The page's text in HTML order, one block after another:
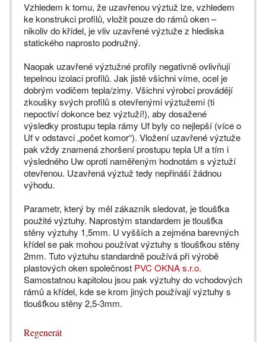
Vzhledem k tomu, že uzavřenou výztuž lze, vzhledem
ke konstrukci profilů, vložit pouze do rámů oken –
nikoliv do křídel, je vliv uzavřené výztuže z hlediska
statického naprosto podružný.
Naopak uzavřené výztužné profily negativně ovlivňují
tepelnou izolaci profilů. Jak jistě všichni víme, ocel je
dobrým vodičem tepla/zimy. Všichni výrobci provádějí
zkoušky svých profilů s otevřenými výztužemi (ti
nepoctiví dokonce bez výztuží!), aby dosažené
výsledky prostupu tepla rámy Uf byly co nejlepší (více o
Uf v odstavci „počet komor“). Vložení uzavřené výztuže
pak vždy znamená zhoršení prostupu tepla Uf a tím i
výsledného Uw oproti naměřeným hodnotám s výztuží
otevřenou. Uzavřená výztuž tedy nepřináší žádnou
výhodu.
Parametr, který by měl zákazník sledovat, je tloušťka
použité výztuhy. Naprostým standardem je tloušťka
stěny výztuhy 1,5mm. U vyšších a zejména barevných
křídel se pak mohou používat výztuhy s tloušťkou stěny
2mm. Tuto výztuhu standardně používá při výrobě
plastových oken společnost PVC OKNA s.r.o.
Samostatnou kapitolou jsou pak výztuhy do vchodových
rámů a křídel, kde se krom jiných používají výztuhy s
tloušťkou stěny 2,5-3mm.
Regenerát